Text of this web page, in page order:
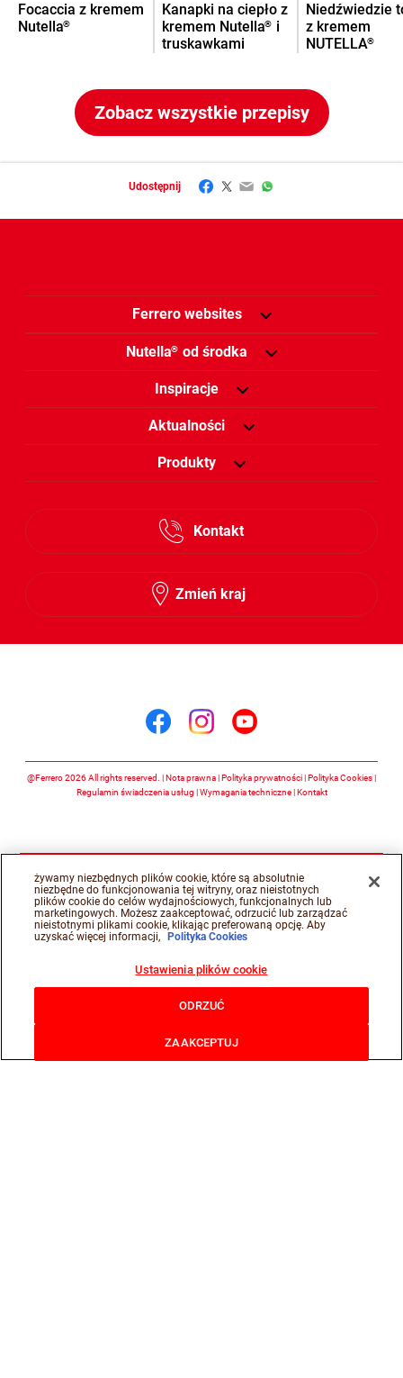
Focaccia z kremem
Nutella®
Kanapki na ciepło z
kremem Nutella® i
truskawkami
Niedźwiedzie
z kremem
NUTELLA®
Zobacz wszystkie przepisy
Udostępnij Facebook
Twitter
EmailWhatsApp
Ferrero websites
Nutella® od środka
Inspiracje
Aktualności
Produkty
Kontakt
Zmień kraj
@Ferrero 2026 All rights reserved. Nota prawna Polityka prywatności Polityka Cookies
Regulamin świadczenia usług
Wymagania techniczne Kontakt
żywamy niezbędnych plików cookie, które są absolutnie
niezbędne do funkcjonowania tej witryny, oraz nieistotnych
plików cookie do celów wydajnościowych, funkcjonalnych lub
marketingowych. Możesz zaakceptować, odrzucić lub zarządzać
nieistotnymi plikami cookie, klikając preferowaną opcję. Aby
uzyskać więcej informacji,
Polityka Cookies
Ustawienia plików cookie
ODRZUĆ
ZAAKCEPTUJ